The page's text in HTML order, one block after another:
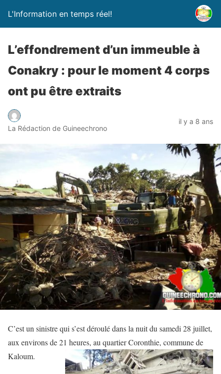
L'Information en temps réel!
L’effondrement d’un immeuble à
Conakry : pour le moment 4 corps
ont pu être extraits
La Rédaction de Guineechrono
il y a 8 ans
C’est un sinistre qui s’est déroulé dans la nuit du samedi 28 juillet,
aux environs de 21 heures, au quartier Coronthie, commune de
Kaloum.